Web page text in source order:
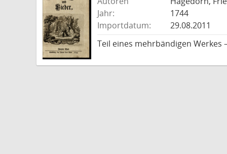
Jahr:
1744
Importdatum:
29.08.2011
Teil eines mehrbändigen Werkes